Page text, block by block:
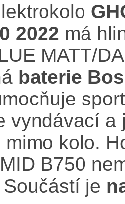
2022 má
MATT/
baterie
vyndávací
mimo kolo.
B750
je